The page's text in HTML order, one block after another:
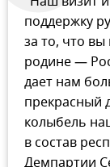
поддержку
за то, что
родине —
дает нам
прекрасный
колыбель
в состав
Демпартии